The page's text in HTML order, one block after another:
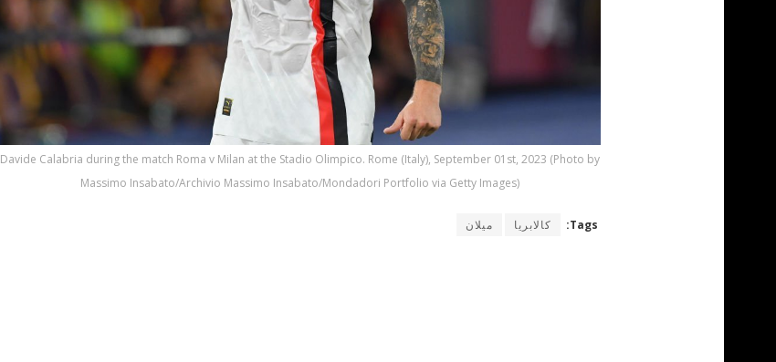
Davide Calabria during the match Roma v Milan at the Stadio Olimpico. Rome (Italy), September 01st, 2023 (Photo by
Massimo Insabato/Archivio Massimo Insabato/Mondadori Portfolio via Getty Images)
Tags: كالابريا ميلان